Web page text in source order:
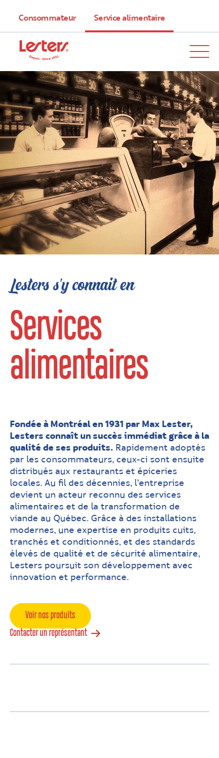
Consommateur Service alimentaire
Lesters s’y connait en
Services
alimentaires
Fondée à Montréal en 1931 par Max Lester,
Lesters connaît un succès immédiat grâce à la
qualité de ses produits. Rapidement adoptés
par les consommateurs, ceux-ci sont ensuite
distribués aux restaurants et épiceries
locales. Au fil des décennies, l’entreprise
devient un acteur reconnu des services
alimentaires et de la transformation de
viande au Québec. Grâce à des installations
modernes, une expertise en produits cuits,
tranchés et conditionnés, et des standards
élevés de qualité et de sécurité alimentaire,
Lesters poursuit son développement avec
innovation et performance.
Voir nos produits
Contacter un représentant